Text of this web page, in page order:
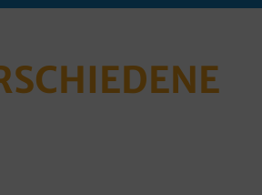
F